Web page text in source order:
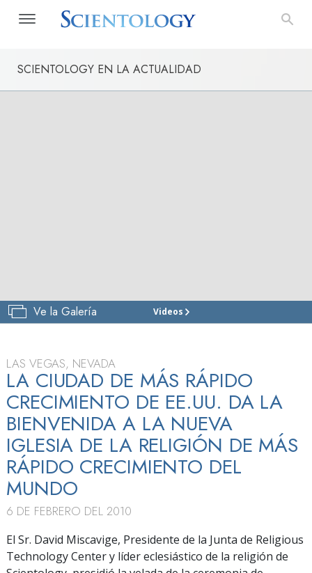
SCIENTOLOGY EN LA ACTUALIDAD
Ve la Galería Videos
IGLESIA
CENTRO
DE
CELEBRIDADES
DE LAS VEGAS
VISITAR
GRAN
INAUGURACIÓN
LAS VEGAS, NEVADA
LA CIUDAD DE MÁS RÁPIDO
CRECIMIENTO DE EE.UU. DA LA
BIENVENIDA A LA NUEVA
IGLESIA DE LA RELIGIÓN DE MÁS
RÁPIDO CRECIMIENTO DEL
MUNDO
6 DE FEBRERO DEL 2010
El Sr. David Miscavige, Presidente de la Junta de Religious
Technology Center y líder eclesiástico de la religión de